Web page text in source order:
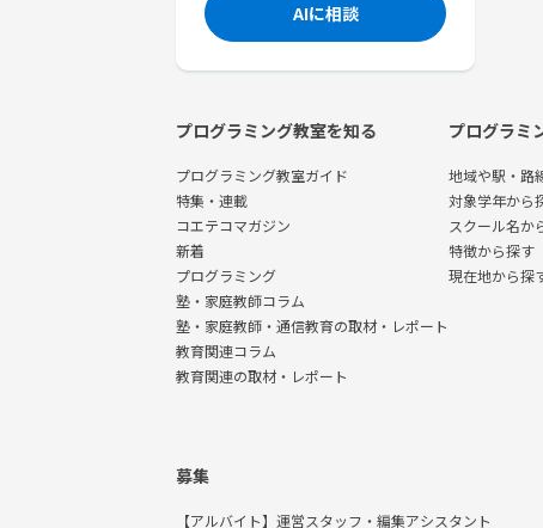
AIに相談
プログラミング教室を知る
プログラミング教室ガイド
特集・連載
コエテコマガジン
新着
プログラミング
塾・家庭教師コラム
塾・家庭教師・通信教育の取材・レポート
教育関連コラム
教育関連の取材・レポート
プログラミ
地域や駅・路
対象学年から
スクール名か
特徴から探す
現在地から探
募集
【アルバイト】運営スタッフ・編集アシスタント